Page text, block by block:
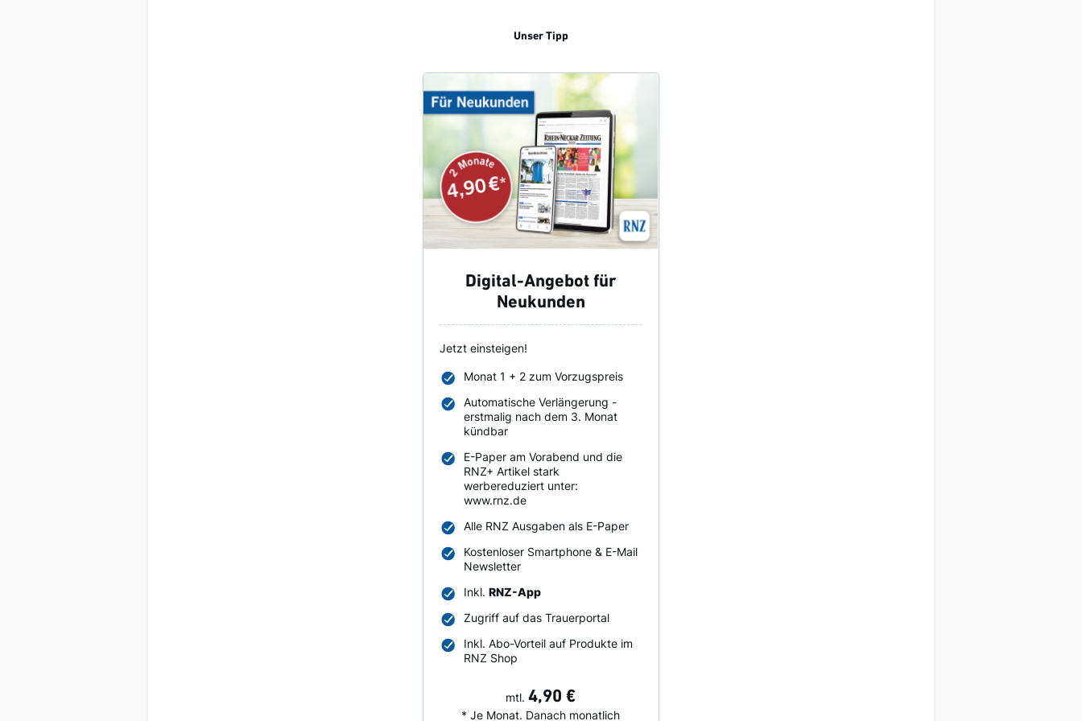
Unser Tipp
Digital-Angebot für
Neukunden
Jetzt einsteigen!
Monat 1 + 2 zum Vorzugspreis
Automatische Verlängerung -
erstmalig nach dem 3. Monat
kündbar
E-Paper am Vorabend und die
RNZ+ Artikel stark
werbereduziert unter:
www.rnz.de
Alle RNZ Ausgaben als E-Paper
Kostenloser Smartphone & E-Mail
Newsletter
Inkl.RNZ-App
Zugriff auf das Trauerportal
Inkl. Abo-Vorteil auf Produkte im
RNZ Shop
mtl. 4,90 €
* Je Monat. Danach monatlich